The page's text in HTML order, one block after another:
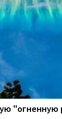
"огненную